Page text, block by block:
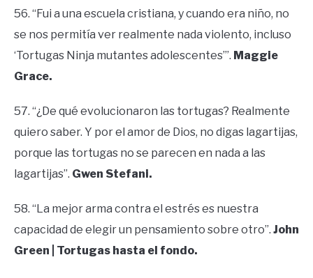
56. “Fui a una escuela cristiana, y cuando era niño, no
se nos permitía ver realmente nada violento, incluso
‘Tortugas Ninja mutantes adolescentes’”. Maggie
Grace.
57. “¿De qué evolucionaron las tortugas? Realmente
quiero saber. Y por el amor de Dios, no digas lagartijas,
porque las tortugas no se parecen en nada a las
lagartijas”. Gwen Stefani.
58. “La mejor arma contra el estrés es nuestra
capacidad de elegir un pensamiento sobre otro”. John
Green | Tortugas hasta el fondo.